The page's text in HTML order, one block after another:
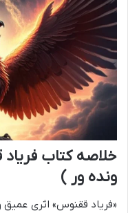
خلاصه کتاب
ونده ور )
«فریاد ققنوس» اثری عمیق